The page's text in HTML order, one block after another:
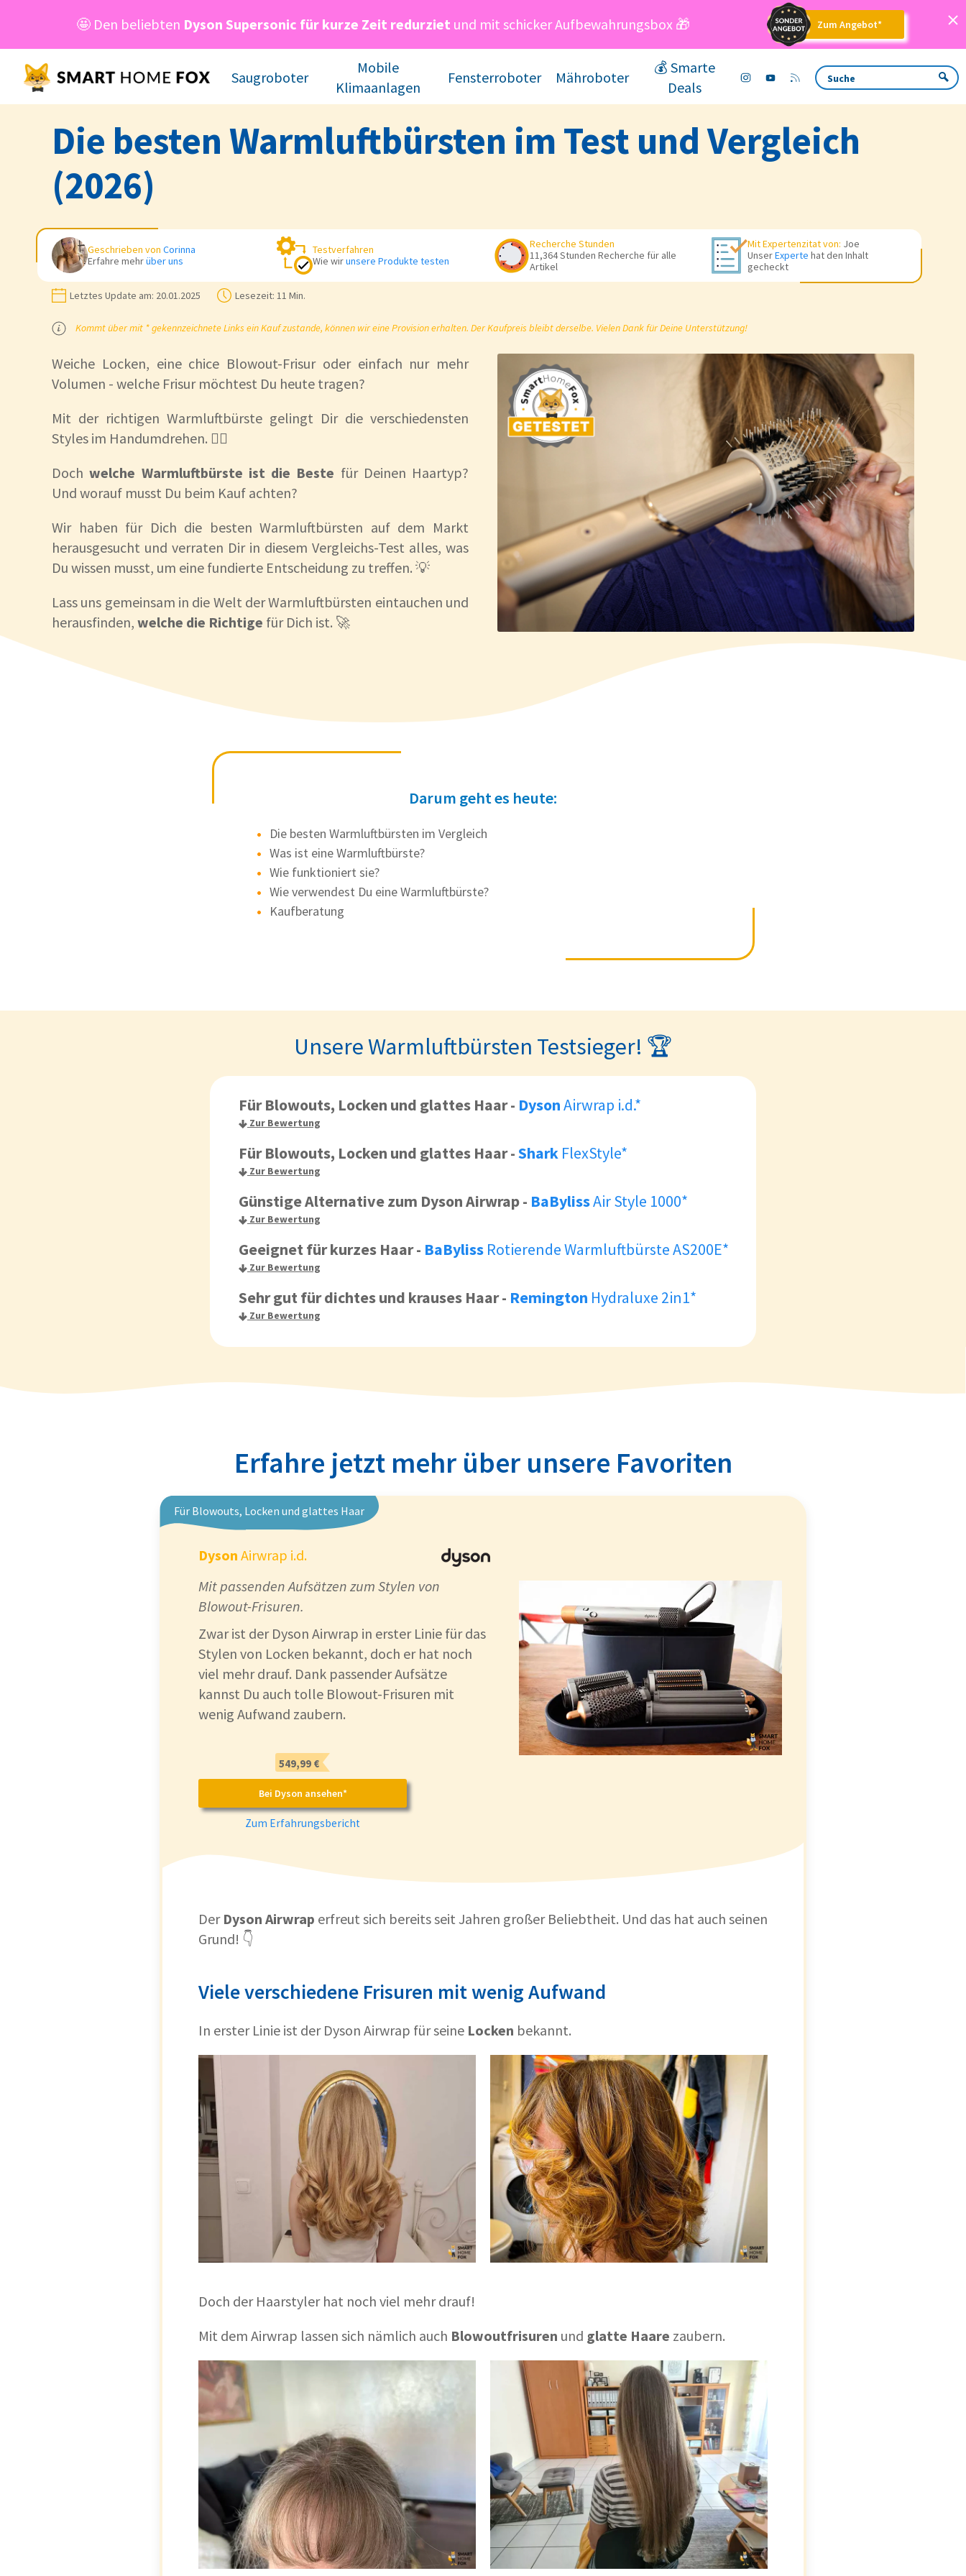
🤩 Den beliebten Dyson Supersonic für kurze Zeit redurziet und mit schicker Aufbewahrungsbox 🎁 Zum Angebot*
Saugroboter
Mobile
Klimaanlagen
Fensterroboter Mähroboter
💰 Smarte
Deals
Die besten Warmluftbürsten im Test und Vergleich
(2026)
Geschrieben von Corinna
Erfahre mehrüber uns
Testverfahren
Wie wirunsere Produkte testen
Recherche Stunden
11,364 Stunden Recherche für alle
Artikel
Mit Expertenzitat von: Joe
UnserExperte hat den Inhalt
gecheckt
Letztes Update am: 20.01.2025 Lesezeit: 11 Min.
Kommt über mit * gekennzeichnete Links ein Kauf zustande, können wir eine Provision erhalten. Der Kaufpreis bleibt derselbe. Vielen Dank für Deine Unterstützung!
Weiche Locken, eine chice Blowout-Frisur oder einfach nur mehr
Volumen - welche Frisur möchtest Du heute tragen?
Mit der richtigen Warmluftbürste gelingt Dir die verschiedensten
Styles im Handumdrehen. 💁‍♀️
Dochwelche Warmluftbürste ist die Beste für Deinen Haartyp?
Und worauf musst Du beim Kauf achten?
Wir haben für Dich die besten Warmluftbürsten auf dem Markt
herausgesucht und verraten Dir in diesem Vergleichs-Test alles, was
Du wissen musst, um eine fundierte Entscheidung zu treffen. 💡
Lass uns gemeinsam in die Welt der Warmluftbürsten eintauchen und
herausfinden, welche die Richtige für Dich ist. 🚀
Darum geht es heute:
Die besten Warmluftbürsten im Vergleich
Was ist eine Warmluftbürste?
Wie funktioniert sie?
Wie verwendest Du eine Warmluftbürste?
Kaufberatung
Unsere Warmluftbürsten Testsieger! 🏆
Für Blowouts, Locken und glattes Haar- DysonAirwrap i.d.*
Zur Bewertung
Für Blowouts, Locken und glattes Haar-Shark FlexStyle*
Zur Bewertung
Günstige Alternative zum Dyson Airwrap- BaBylissAir Style 1000*
Zur Bewertung
Geeignet für kurzes Haar- BaByliss Rotierende Warmluftbürste AS200E*
Zur Bewertung
Sehr gut für dichtes und krauses Haar- Remington Hydraluxe 2in1*
Zur Bewertung
Erfahre jetzt mehr über unsere Favoriten
Für Blowouts, Locken und glattes Haar
Dyson Airwrap i.d.
Mit passenden Aufsätzen zum Stylen von
Blowout-Frisuren.
Zwar ist der Dyson Airwrap in erster Linie für das
Stylen von Locken bekannt, doch er hat noch
viel mehr drauf. Dank passender Aufsätze
kannst Du auch tolle Blowout-Frisuren mit
wenig Aufwand zaubern.
549,99 €
Bei Dyson ansehen*
Zum Erfahrungsbericht
Der Dyson Airwrap erfreut sich bereits seit Jahren großer Beliebtheit. Und das hat auch seinen
Grund! 👇
Viele verschiedene Frisuren mit wenig Aufwand
In erster Linie ist der Dyson Airwrap für seine Locken bekannt.
Doch der Haarstyler hat noch viel mehr drauf!
Mit dem Airwrap lassen sich nämlich auch Blowoutfrisuren und glatte Haare zaubern.